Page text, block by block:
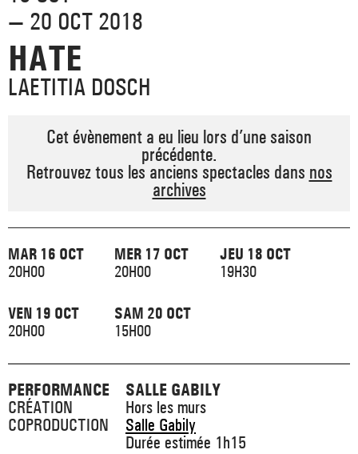
_ LES SALLES
_ ACTION TERRITORIALE
_ ACTION CULTURELLE
_ TNB SOLIDAIRE
_ TNB ÉCO-RESPONSABLE
_ ARCHIVES ET RESSOURCES
_ COPRODUCTIONS
_ RÉSIDENCES D'ARTISTE
_ INTERNATIONAL
_ ACTUALITÉS
_ FORMATION
_ PROMOTIONS
_ NOUS SOUTENIR
_ CONTACTS ET INFOS PRATIQUES
_ NOS MÉCÈNES
_ SOUTENEZ LE FESTIVAL TNB
_ EMPLOIS / STAGES
>
— 20 OCT 2018
HATE
LAETITIA DOSCH
Cet évènement a eu lieu lors d’une saison
précédente.
Retrouvez tous les anciens spectacles dans nos
archives
MAR 16 OCT
20H00
MER 17 OCT
20H00
JEU 18 OCT
19H30
VEN 19 OCT
20H00
SAM 20 OCT
15H00
PERFORMANCE
CRÉATION
COPRODUCTION
SALLE GABILY
Hors les murs
Salle Gabily
Durée estimée 1h15